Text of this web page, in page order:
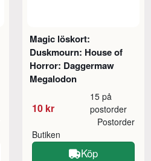
Magic löskort:
Duskmourn: House of
Horror: Daggermaw
Megalodon
10 kr
15 på
postorder
Butiken
Postorder
Köp